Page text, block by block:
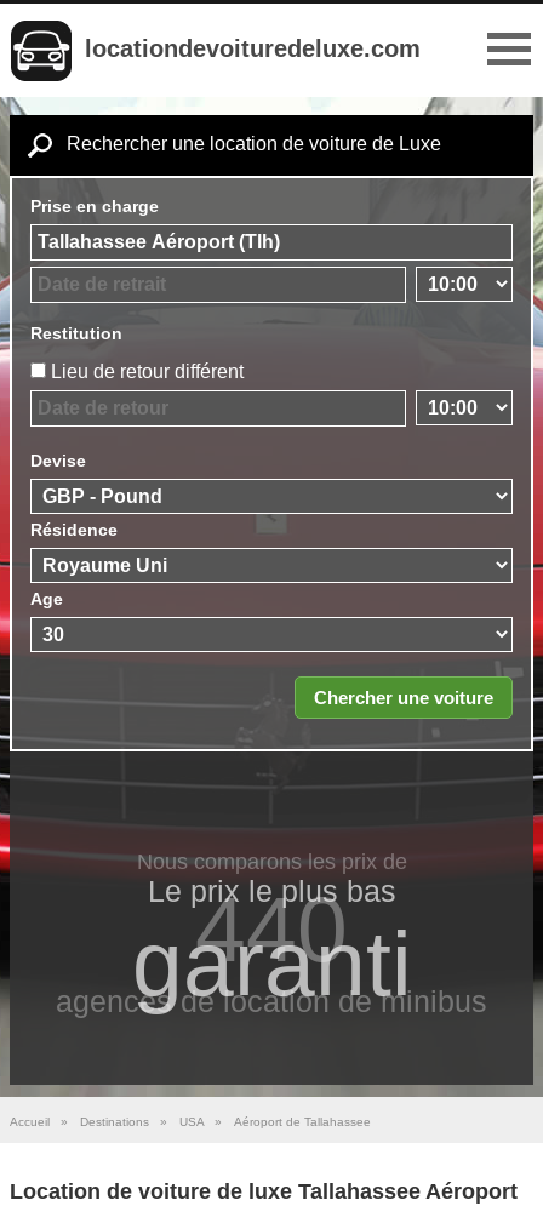
locationdevoituredeluxe.com
Rechercher une location de voiture de Luxe
Prise en charge
Restitution
Lieu de retour différent
Devise
Résidence
Age
Nous comparons les prix de
440
agences de location de minibus
Le prix le​ plus bas
garanti
Accueil » Destinations » USA » Aéroport de Tallahassee
Location de voiture de luxe Tallahassee Aéroport